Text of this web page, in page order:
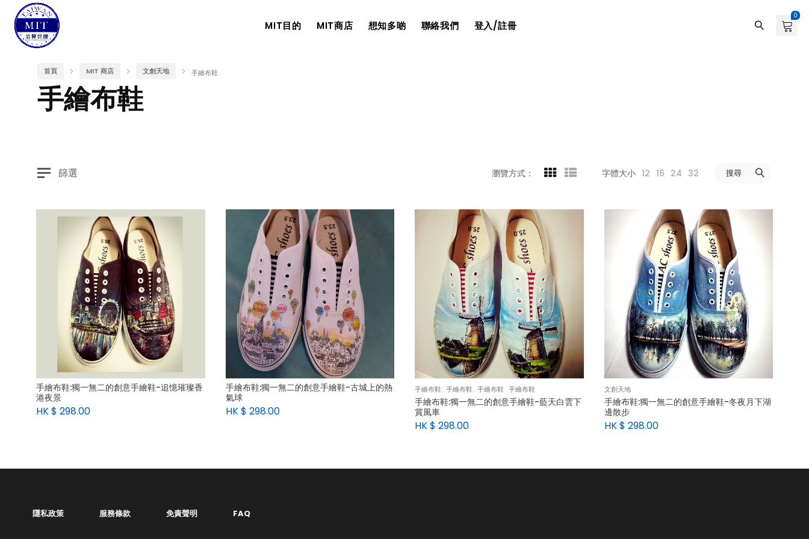
0
MIT目的 MIT商店 想知多啲 聯絡我們 登入/註冊
首頁 MIT 商店 文創天地 手繪布鞋
手繪布鞋
篩選 瀏覽方式： 字體大小 12 16 24 32 搜尋
手繪布鞋:獨一無二的創意手繪鞋-追憶璀璨香
港夜景
HK $ 298.00
手繪布鞋:獨一無二的創意手繪鞋-古城上的熱
氣球
HK $ 298.00
手繪布鞋.手繪布鞋.手繪布鞋.手繪布鞋
手繪布鞋:獨一無二的創意手繪鞋-藍天白雲下
賞風車
HK $ 298.00
文創天地
手繪布鞋:獨一無二的創意手繪鞋-冬夜月下湖
邊散步
HK $ 298.00
隱私政策 服務條款 免責聲明 FAQ